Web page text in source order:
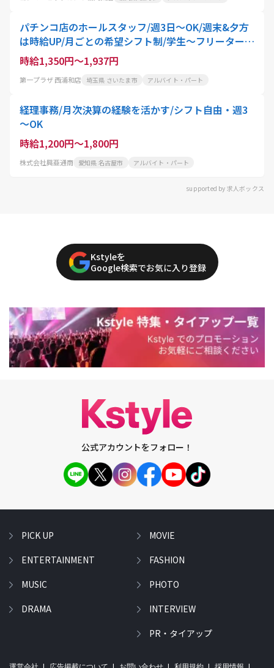
パチンコ店のホールスタッフ/週3日～OK/週末&夕方
は時給UP/月ごとの希望シフト制/学生～フリーター活
躍中/髪色・ネイル・カラコンOK
時給1,350円～1,937円
第一プラザ 西浦和店 埼玉県 さいたま市 アルバイト・パート
経理事務/月次決算の経験を活かす/シフト自由・週3
～OK
時給1,200円～1,800円
株式会社興亜通商 愛知県 名古屋市 アルバイト・パート
supported by 求人ボックス
Kstyleを
Google検索でお気に入り登録
公式アカウントをフォロー！
PICK UP
ENTERTAINMENT
MUSIC
DRAMA
MOVIE
FASHION
PHOTO
INTERVIEW
PR・タイアップ